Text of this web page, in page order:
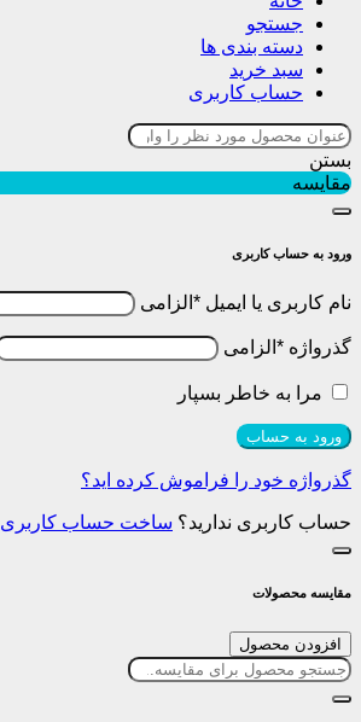
جستجو
دسته بندی ها
سبد خرید
حساب کاربری
بستن
مقایسه
ورود به حساب کاربری
نام کاربری یا ایمیل * الزامی
گذرواژه * الزامی
مرا به خاطر بسپار
ورود به حساب
گذرواژه خود را فراموش کرده اید؟
حساب کاربری ندارید؟ ساخت حساب کاربری
مقایسه محصولات
افزودن محصول